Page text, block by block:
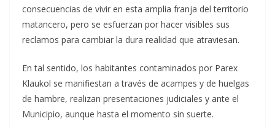
consecuencias de vivir en esta amplia franja del territorio
matancero, pero se esfuerzan por hacer visibles sus
reclamos para cambiar la dura realidad que atraviesan.
En tal sentido, los habitantes contaminados por Parex
Klaukol se manifiestan a través de acampes y de huelgas
de hambre, realizan presentaciones judiciales y ante el
Municipio, aunque hasta el momento sin suerte.